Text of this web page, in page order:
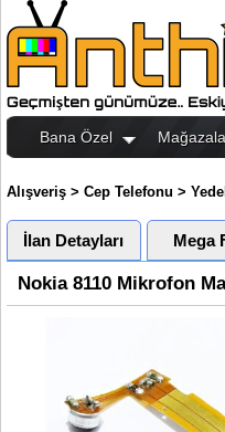
Bana Özel
Alışveriş > Cep Telefonu >
İlan Detayları Mega
Nokia 8110 Mikrofon